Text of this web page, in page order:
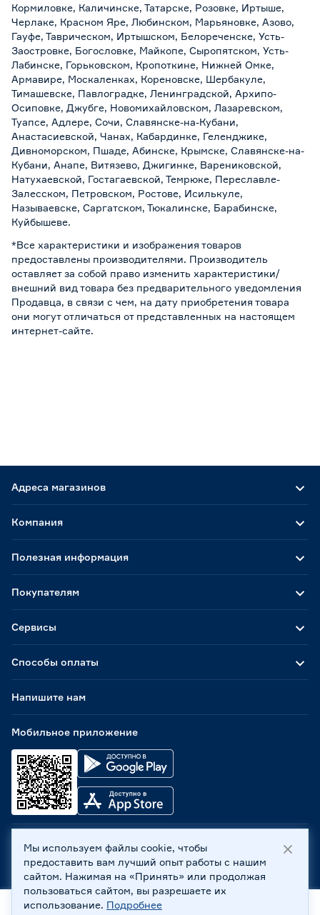
Кормиловке, Каличинске, Татарске, Розовке, Иртыше,
Черлаке, Красном Яре, Любинском, Марьяновке, Азово,
Гауфе, Таврическом, Иртышском, Белореченске, Усть-
Заостровке, Богословке, Майкопе, Сыропятском, Усть-
Лабинске, Горьковском, Кропоткине, Нижней Омке,
Армавире, Москаленках, Кореновске, Шербакуле,
Тимашевске, Павлоградке, Ленинградской, Архипо-
Осиповке, Джубге, Новомихайловском, Лазаревском,
Туапсе, Адлере, Сочи, Славянске-на-Кубани,
Анастасиевской, Чанах, Кабардинке, Геленджике,
Дивноморском, Пшаде, Абинске, Крымске, Славянске-на-
Кубани, Анапе, Витязево, Джигинке, Варениковской,
Натухаевской, Гостагаевской, Темрюке, Переславле-
Залесском, Петровском, Ростове, Исилькуле,
Называевске, Саргатском, Тюкалинске, Барабинске,
Куйбышеве.
*Все характеристики и изображения товаров
предоставлены производителями. Производитель
оставляет за собой право изменить характеристики/
внешний вид товара без предварительного уведомления
Продавца, в связи с чем, на дату приобретения товара
они могут отличаться от представленных на настоящем
интернет-сайте.
Адреса магазинов
Способы оплаты
Мобильное приложение
Компания
Полезная информация
Покупателям
Сервисы
Напишите нам
ООО «Бауцентр Рус» 2004 -2026, 236029, г. Калининград,
ул. А.Невского, 205. ИНН 7702596813, КПП 390601001 ©
Все права защищены
Политика обработки персональных данных
Правовая информация
Мы используем файлы cookie, чтобы
предоставить вам лучший опыт работы с нашим
сайтом. Нажимая на «Принять» или продолжая
пользоваться сайтом, вы разрешаете их
использование. Подробнее